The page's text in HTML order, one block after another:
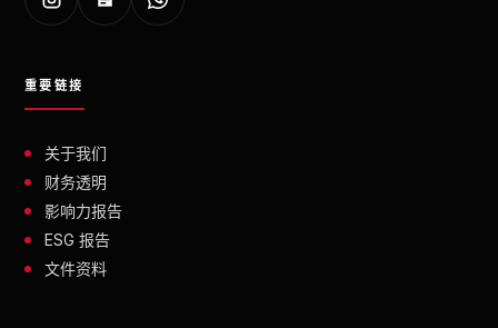
重要链接
关于我们
财务透明
影响力报告
ESG 报告
文件资料